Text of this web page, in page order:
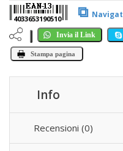
4033653190510 ⧉
Invia il Link
Stampa pagina
Info
Recensioni (0)